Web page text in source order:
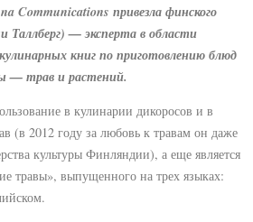
Communications привезла финского
— эксперта в области
книг по приготовлению блюд
— трав и растений.
в кулинарии дикоросов и в
(в 2012 году за любовь к травам он даже
культуры Финляндии), а еще является
травы», выпущенного на трех языках: